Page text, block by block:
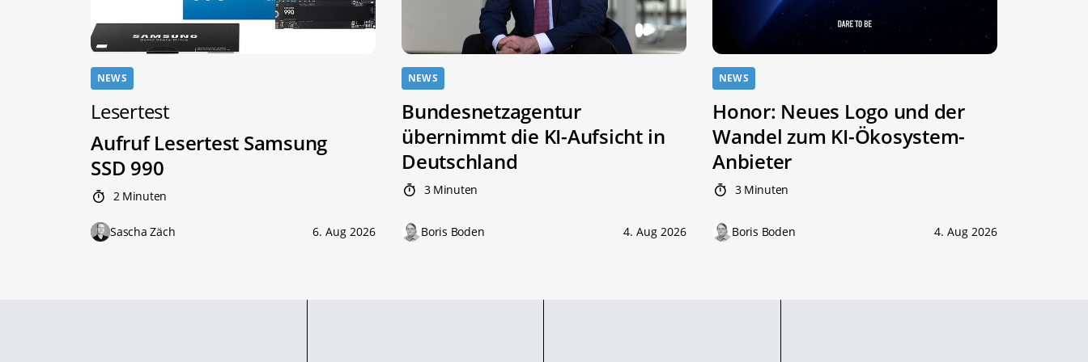
NEWS
Lesertest
Aufruf Lesertest Samsung
SSD 990
2 Minuten
Sascha Zäch 6. Aug 2026
NEWS
Bundesnetzagentur
übernimmt die KI-Aufsicht in
Deutschland
3 Minuten
Boris Boden 4. Aug 2026
NEWS
Honor: Neues Logo und der
Wandel zum KI-Ökosystem-
Anbieter
3 Minuten
Boris Boden 4. Aug 2026